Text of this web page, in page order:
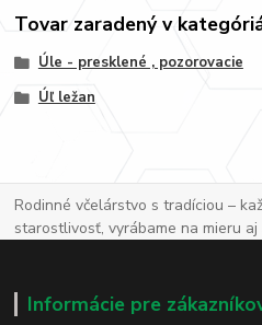
Tovar zaradený v
Úle - presklené , pozorovacie
Úľ ležan
Rodinné včelárstvo s tradíciou –
starostlivosť, vyrábame na mieru
Informácie pre